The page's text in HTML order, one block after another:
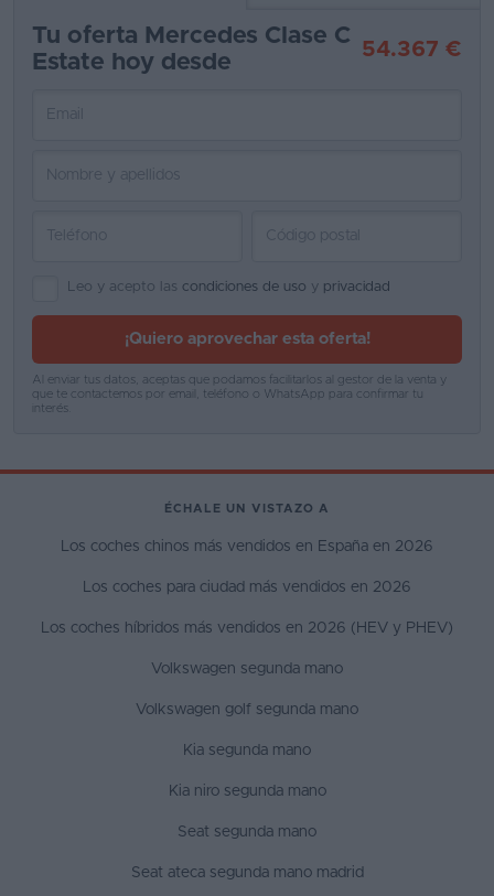
Tu oferta Mercedes Clase C
Estate hoy desde
54.367 €
Leo y acepto las condiciones de uso y privacidad
¡Quiero aprovechar esta oferta!
Al enviar tus datos, aceptas que podamos facilitarlos al gestor de la venta y
que te contactemos por email, teléfono o WhatsApp para confirmar tu
interés.
ÉCHALE UN VISTAZO A
Los coches chinos más vendidos en España en 2026
Los coches para ciudad más vendidos en 2026
Los coches híbridos más vendidos en 2026 (HEV y PHEV)
Volkswagen segunda mano
Volkswagen golf segunda mano
Kia segunda mano
Kia niro segunda mano
Seat segunda mano
Seat ateca segunda mano madrid